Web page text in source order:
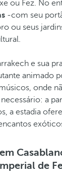
ou Fez. No
-com seu
ou seus
e sua
animado
onde
a
a estadia
de